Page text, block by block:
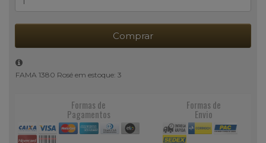
Comprar
FAMA 1380 Rosé em estoque: 3
Formas de
Pagamentos
Formas de
Envio